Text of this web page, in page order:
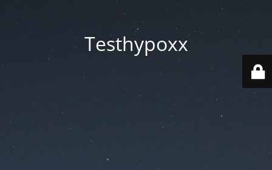
Testhypoxx